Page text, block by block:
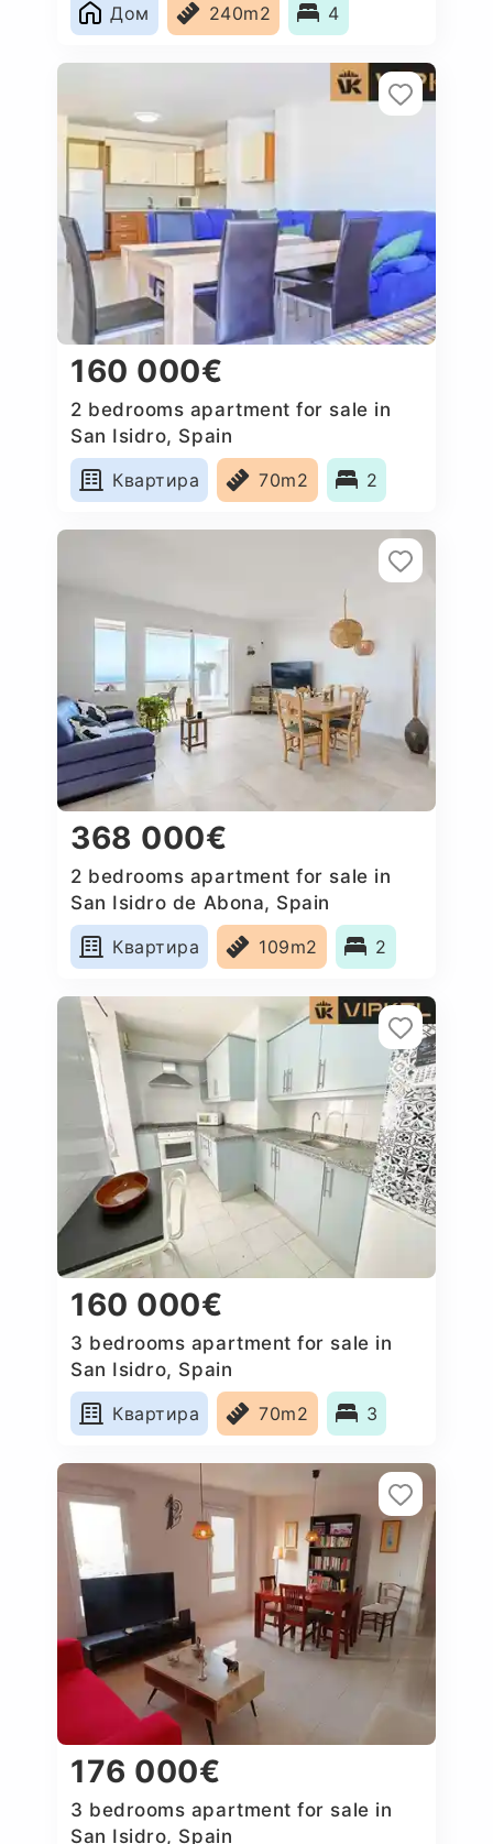
Дом
240m2 4
160 000€
2 bedrooms apartment for sale in
San Isidro, Spain
Квартира
70m2 2
368 000€
2 bedrooms apartment for sale in
San Isidro de Abona, Spain
Квартира
109m2 2
160 000€
3 bedrooms apartment for sale in
San Isidro, Spain
Квартира
70m2 3
176 000€
3 bedrooms apartment for sale in
San Isidro, Spain